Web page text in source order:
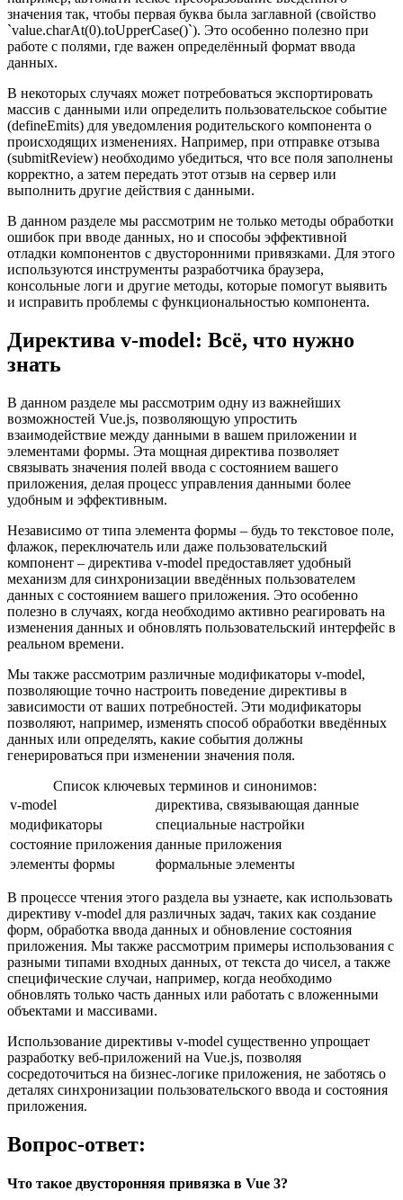
значения так, чтобы первая буква была заглавной (свойство
`value.charAt(0).toUpperCase()`). Это особенно полезно при
работе с полями, где важен определённый формат ввода
данных.
В некоторых случаях может потребоваться экспортировать
массив с данными или определить пользовательское событие
(defineEmits) для уведомления родительского компонента о
происходящих изменениях. Например, при отправке отзыва
(submitReview) необходимо убедиться, что все поля заполнены
корректно, а затем передать этот отзыв на сервер или
выполнить другие действия с данными.
В данном разделе мы рассмотрим не только методы обработки
ошибок при вводе данных, но и способы эффективной
отладки компонентов с двусторонними привязками. Для этого
используются инструменты разработчика браузера,
консольные логи и другие методы, которые помогут выявить
и исправить проблемы с функциональностью компонента.
Директива v-model: Всё, что нужно
знать
В данном разделе мы рассмотрим одну из важнейших
возможностей Vue.js, позволяющую упростить
взаимодействие между данными в вашем приложении и
элементами формы. Эта мощная директива позволяет
связывать значения полей ввода с состоянием вашего
приложения, делая процесс управления данными более
удобным и эффективным.
Независимо от типа элемента формы – будь то текстовое поле,
флажок, переключатель или даже пользовательский
компонент – директива v-model предоставляет удобный
механизм для синхронизации введённых пользователем
данных с состоянием вашего приложения. Это особенно
полезно в случаях, когда необходимо активно реагировать на
изменения данных и обновлять пользовательский интерфейс в
реальном времени.
Мы также рассмотрим различные модификаторы v-model,
позволяющие точно настроить поведение директивы в
зависимости от ваших потребностей. Эти модификаторы
позволяют, например, изменять способ обработки введённых
данных или определять, какие события должны
генерироваться при изменении значения поля.
Список ключевых терминов и синонимов:
v-model
директива, связывающая данные
модификаторы
специальные настройки
состояние приложения данные приложения
элементы формы
формальные элементы
В процессе чтения этого раздела вы узнаете, как использовать
директиву v-model для различных задач, таких как создание
форм, обработка ввода данных и обновление состояния
приложения. Мы также рассмотрим примеры использования с
разными типами входных данных, от текста до чисел, а также
специфические случаи, например, когда необходимо
обновлять только часть данных или работать с вложенными
объектами и массивами.
Использование директивы v-model существенно упрощает
разработку веб-приложений на Vue.js, позволяя
сосредоточиться на бизнес-логике приложения, не заботясь о
деталях синхронизации пользовательского ввода и состояния
приложения.
Вопрос-ответ:
Что такое двусторонняя привязка в Vue 3?